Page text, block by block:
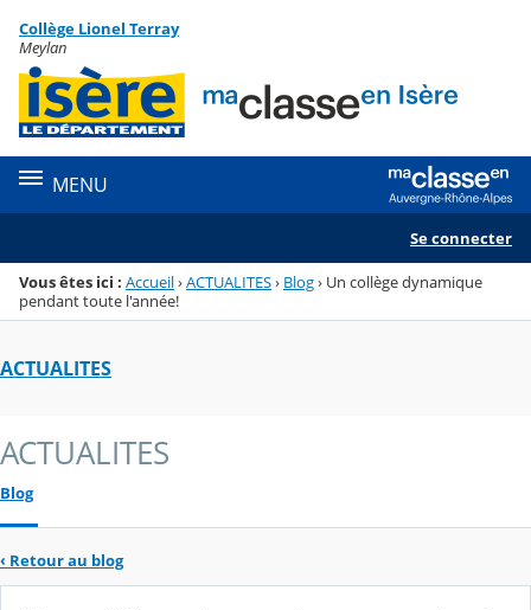
Menu de la rubrique
Contenu
Collège Lionel Terray
Meylan
MENU
Se connecter
Vous êtes ici : Accueil›ACTUALITES› Blog› Un collège dynamique
pendant toute l'année!
ACTUALITES
ACTUALITES
Blog
‹ Retour au blog